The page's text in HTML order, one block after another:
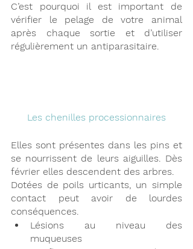
C’est pourquoi il est important de
vérifier le pelage de votre animal
après chaque sortie et d’utiliser
régulièrement un antiparasitaire.
Les chenilles processionnaires
Elles sont présentes dans les pins et
se nourrissent de leurs aiguilles. Dès
février elles descendent des arbres.
Dotées de poils urticants, un simple
contact peut avoir de lourdes
conséquences.
Lésions au niveau des
muqueuses